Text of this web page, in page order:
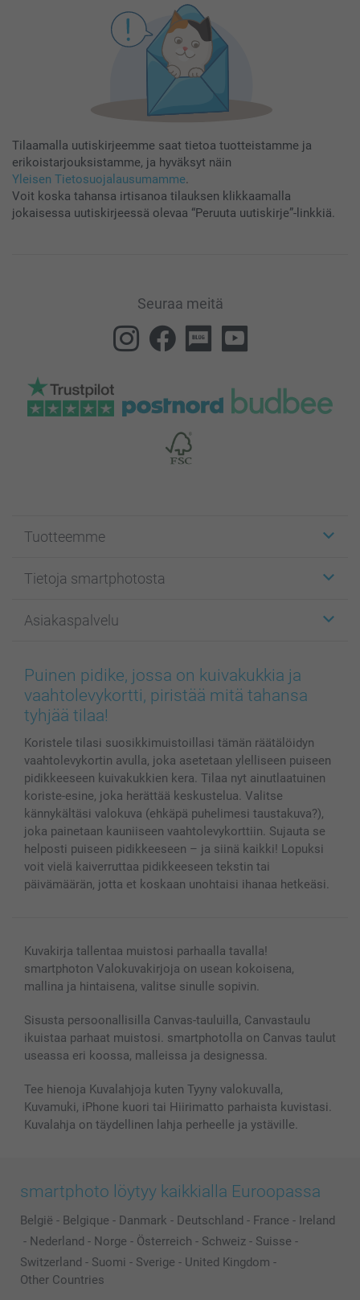
Tilaamalla uutiskirjeemme saat tietoa tuotteistamme ja
erikoistarjouksistamme, ja hyväksyt näin
Yleisen Tietosuojalausumamme.
Voit koska tahansa irtisanoa tilauksen klikkaamalla
jokaisessa uutiskirjeessä olevaa “Peruuta uutiskirje”-linkkiä.
Seuraa meitä
Tuotteemme
Kuvakortit
Kuvakirjat
Valokuvat, Julisteet & Taskukirjat
Kännykkä & Tabletti
MyNameBook
Valokuvakehykset & Lisätarvikkeet
Lahjakortti
Kaikki kuvatuotteet
Tietoja smartphotosta
Affiliate ohjelma
Evästekäytäntö
Sivukartta
Ehdot/takuut
Asiakaspalvelu
100% tyytyväisyystakuu
smartbonus
Hinnat & maksutavat
Puinen pidike, jossa on kuivakukkia ja
vaahtolevykortti, piristää mitä tahansa
tyhjää tilaa!
Koristele tilasi suosikkimuistoillasi tämän räätälöidyn
vaahtolevykortin avulla, joka asetetaan ylelliseen puiseen
pidikkeeseen kuivakukkien kera. Tilaa nyt ainutlaatuinen
koriste-esine, joka herättää keskustelua. Valitse
kännykältäsi valokuva (ehkäpä puhelimesi taustakuva?),
joka painetaan kauniiseen vaahtolevykorttiin. Sujauta se
helposti puiseen pidikkeeseen – ja siinä kaikki! Lopuksi
voit vielä kaiverruttaa pidikkeeseen tekstin tai
päivämäärän, jotta et koskaan unohtaisi ihanaa hetkeäsi.
Kuvakirja tallentaa muistosi parhaalla tavalla!
smartphoton Valokuvakirjoja on usean kokoisena,
mallina ja hintaisena, valitse sinulle sopivin.
Sisusta persoonallisilla Canvas-tauluilla, Canvastaulu
ikuistaa parhaat muistosi. smartphotolla on Canvas taulut
useassa eri koossa, malleissa ja designessa.
Tee hienoja Kuvalahjoja kuten Tyyny valokuvalla,
Kuvamuki, iPhone kuori tai Hiirimatto parhaista kuvistasi.
Kuvalahja on täydellinen lahja perheelle ja ystäville.
smartphoto löytyy kaikkialla Euroopassa
België - Belgique - Danmark - Deutschland - France - Ireland
- Nederland - Norge - Österreich - Schweiz - Suisse -
Switzerland - Suomi - Sverige - United Kingdom -
Other Countries